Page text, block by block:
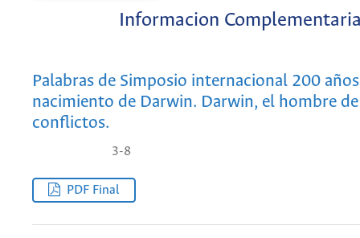
Informacion
Palabras de Simposio internacional 200
nacimiento de Darwin. Darwin, el hombre
conflictos.
3-8
PDF Final